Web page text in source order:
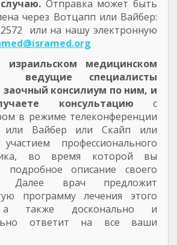
Отправка может быть
через Вотцапп или Вайбер:
или на нашу электронную
медицинском
ведущие специалисты
заочный консилиум по ним, и
консультацию с
в режиме телеконференции
или Вайбер или Скайп или
профессионального
во время которой вы
подробное описание своего
Далее врач предложит
программу лечения этого
а также досконально и
ответит на все ваши